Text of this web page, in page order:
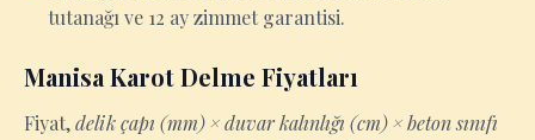
tutanağı ve 12 ay zimmet garantisi.
Manisa Karot Delme Fiyatları
Fiyat,delik çapı (mm) × duvar kalınlığı (cm) × beton sınıfı